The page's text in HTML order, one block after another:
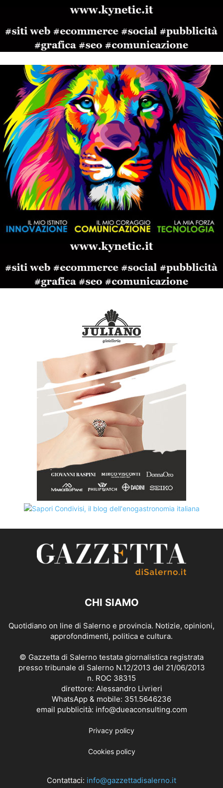
CHI SIAMO
Quotidiano on line di Salerno e provincia. Notizie, opinioni,
approfondimenti, politica e cultura.
© Gazzetta di Salerno testata giornalistica registrata
presso tribunale di Salerno N.12/2013 del 21/06/2013
n. ROC 38315
direttore: Alessandro Livrieri
WhatsApp & mobile: 351.5646236
email pubblicità: info@dueaconsulting.com
Privacy policy
Cookies policy
Contattaci: info@gazzettadisalerno.it